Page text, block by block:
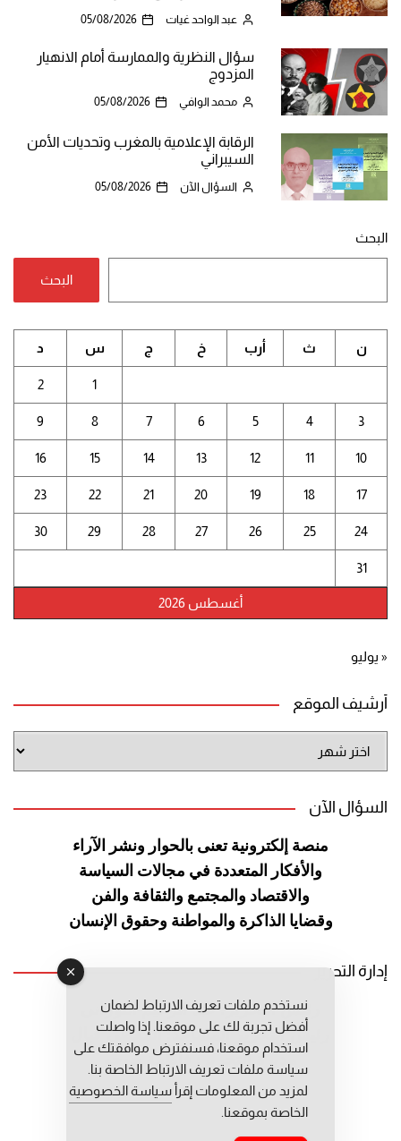
عبد الواحد غيات 05/08/2026
سؤال النظرية والممارسة أمام الانهيار
المزدوج
محمد الوافي 05/08/2026
الرقابة الإعلامية بالمغرب وتحديات الأمن
السيبراني
السؤال الآن 05/08/2026
البحث
البحث
أغسطس 2026
ن ث أرب خ ج س د
1
2
3
4
5
6
7
8
9
10
11
12
13
14
15
16
17
18
19
20
21
22
23
24
25
26
27
28
29
30
31
« يوليو
أرشيف الموقع
الموقع
السؤال الآن
منصة إلكترونية تعنى بالحوار ونشر الآراء
والأفكار المتعددة في مجالات السياسة
والاقتصاد والمجتمع والثقافة والفن
وقضايا الذاكرة والمواطنة وحقوق الإنسان
إدارة التحرير
رئيس التحرير: عبد الرحيم التوراني
رئيس التحرير المساعد: المعطي قبال
مديرة التحرير: فاطمة حوحو
نستخدم ملفات تعريف الارتباط لضمان
أفضل تجربة لك على موقعنا. إذا واصلت
استخدام موقعنا، فسنفترض موافقتك على
سياسة ملفات تعريف الارتباط الخاصة بنا.
لمزيد من المعلومات إقرأ سياسة الخصوصية
الخاصة بموقعنا.